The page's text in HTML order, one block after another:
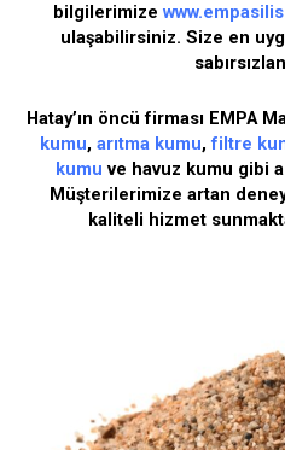
bilgilerimize
ulaşabilirsiniz. Size en
Hatay’ın öncü firması EMPA
kumu, arıtma kumu,filtre
kumu ve havuz kumu gibi
Müşterilerimize artan
kaliteli hizmet